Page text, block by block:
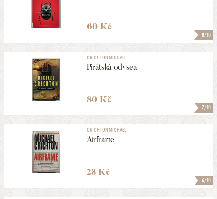
8/10
60 Kč
7/10
CRICHTON MICHAEL
Pirátská odysea
80 Kč
6/10
CRICHTON MICHAEL
Airframe
28 Kč